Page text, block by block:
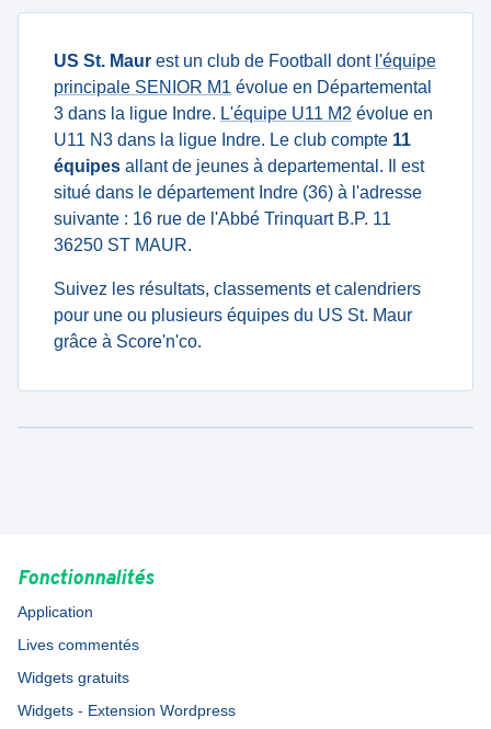
US St. Maur est un club de Football dont l'équipe
principale SENIOR M1 évolue en Départemental
3 dans la ligue Indre. L'équipe U11 M2 évolue en
U11 N3 dans la ligue Indre. Le club compte 11
équipes allant de jeunes à departemental. Il est
situé dans le département Indre (36) à l'adresse
suivante : 16 rue de l'Abbé Trinquart B.P. 11
36250 ST MAUR.
Suivez les résultats, classements et calendriers
pour une ou plusieurs équipes du US St. Maur
grâce à Score'n'co.
Fonctionnalités
Application
Lives commentés
Widgets gratuits
Widgets - Extension Wordpress